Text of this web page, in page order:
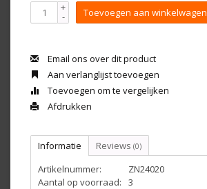
+
- Toevoegen aan winkelwagen
Email ons over dit product
Aan verlanglijst toevoegen
Toevoegen om te vergelijken
Afdrukken
Informatie Reviews (0)
Artikelnummer:
ZN24020
Aantal op voorraad:
3